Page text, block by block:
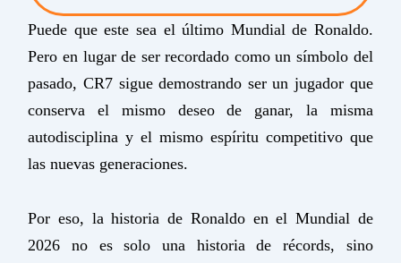
Puede que este sea el último Mundial de Ronaldo.
Pero en lugar de ser recordado como un símbolo del
pasado, CR7 sigue demostrando ser un jugador que
conserva el mismo deseo de ganar, la misma
autodisciplina y el mismo espíritu competitivo que
las nuevas generaciones.
Por eso, la historia de Ronaldo en el Mundial de
2026 no es solo una historia de récords, sino